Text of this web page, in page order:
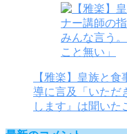
【雅楽】皇族と
導に言及「いただ
します』は聞いた